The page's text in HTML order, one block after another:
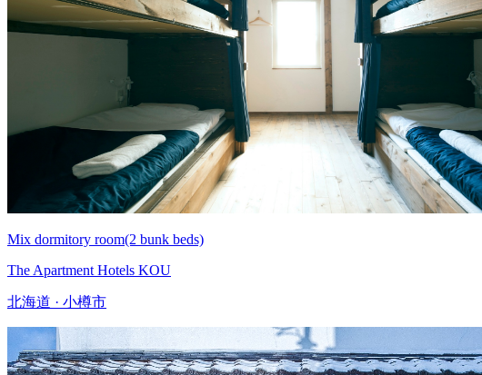
Mix dormitory room(2 bunk beds)
The Apartment Hotels KOU
北海道 · 小樽市